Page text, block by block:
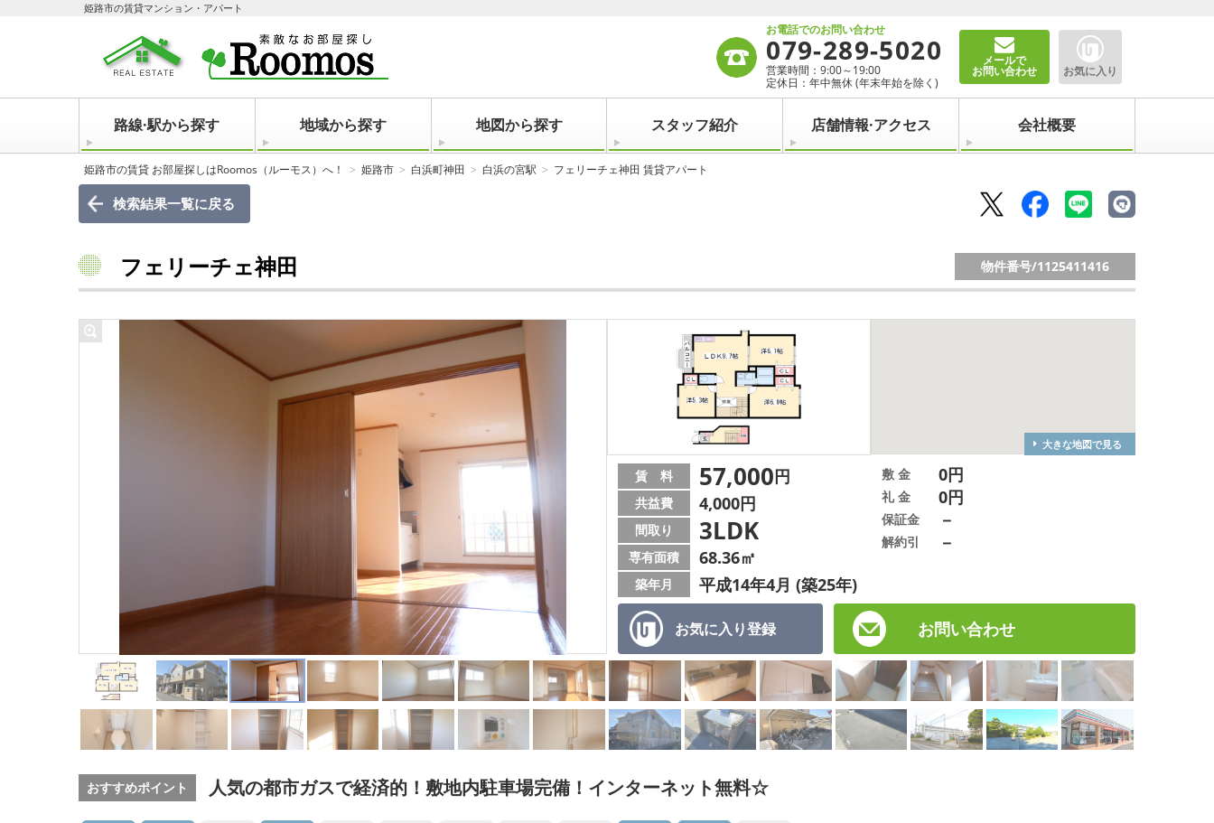
姫路市の賃貸マンション・アパート
お電話でのお問い合わせ
079-289-5020
営業時間：9:00～19:00
定休日：年中無休 (年末年始を除く)
メールで
お問い合わせ お気に入り
路線·駅から探す 地域から探す 地図から探す スタッフ紹介 店舗情報·アクセス 会社概要
姫路市の賃貸 お部屋探しはRoomos（ルーモス）へ！ 姫路市 白浜町神田 白浜の宮駅 フェリーチェ神田 賃貸アパート
検索結果一覧に戻る
フェリーチェ神田 物件番号/1125411416
大きな地図で見る
お気に入り登録 お問い合わせ
賃 料 57,000円
共益費 4,000円
間取り 3LDK
専有面積 68.36㎡
築年月 平成14年4月 (築25年)
敷 金 0円
礼 金 0円
保証金 －
解約引 －
おすすめポイント 人気の都市ガスで経済的！敷地内駐車場完備！インターネット無料☆